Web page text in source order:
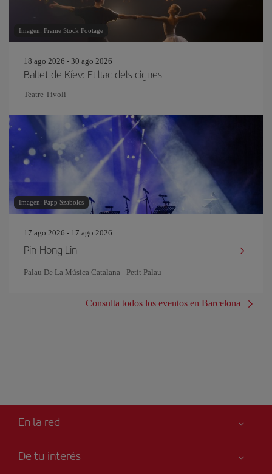
Imagen: Frame Stock Footage
18 ago 2026 - 30 ago 2026
Ballet de Kíev: El llac dels cignes
Teatre Tívoli
Imagen: Papp Szabolcs
17 ago 2026 - 17 ago 2026
Pin‐Hong Lin
Palau De La Música Catalana - Petit Palau
Consulta todos los eventos en Barcelona
En la red
De tu interés